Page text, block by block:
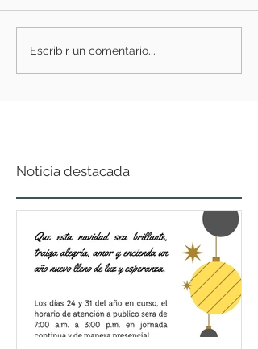
Escribir un comentario...
Noticia destacada